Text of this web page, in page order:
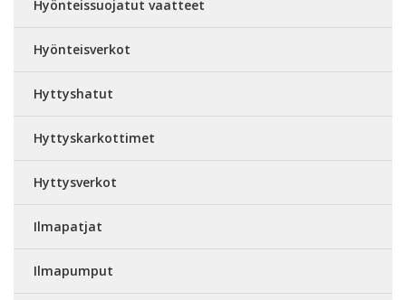
Hyönteissuojatut vaatteet
Hyönteisverkot
Hyttyshatut
Hyttyskarkottimet
Hyttysverkot
Ilmapatjat
Ilmapumput